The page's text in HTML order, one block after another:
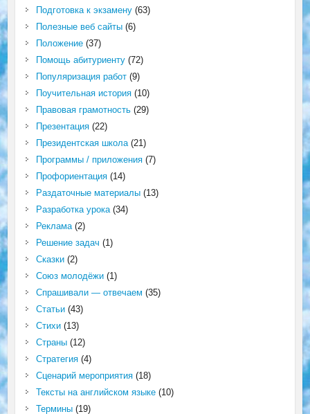
Подготовка к экзамену(63)
Полезные веб сайты(6)
Положение(37)
Помощь абитуриенту(72)
Популяризация работ(9)
Поучительная история(10)
Правовая грамотность(29)
Презентация(22)
Президентская школа(21)
Программы / приложения(7)
Профориентация(14)
Раздаточные материалы(13)
Разработка урока(34)
Реклама(2)
Решение задач (1)
Сказки(2)
Союз молодёжи(1)
Спрашивали — отвечаем (35)
Статьи(43)
Стихи(13)
Страны(12)
Стратегия(4)
Сценарий мероприятия(18)
Тексты на английском языке(10)
Термины(19)